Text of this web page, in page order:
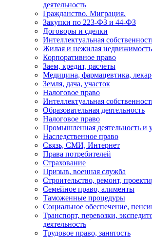
деятельность
Гражданство. Миграция.
Закупки по 223-ФЗ и 44-ФЗ
Договоры и сделки
Интеллектуальная
Жилая и нежилая недвижимость
Корпоративное право
Заем, кредит, расчеты
Медицина, фармацевтика,
Земля, дача, участок
Налоговое право
Интеллектуальная
Образовательная деятельность
Налоговое право
Промышленная деятельность и
Наследственное право
Связь, СМИ, Интернет
Права потребителей
Страхование
Призыв, военная служба
Строительство, ремонт,
Семейное право, алименты
Таможенные процедуры
Социальное обеспечение,
Транспорт, перевозки,
деятельность
Трудовое право, занятость